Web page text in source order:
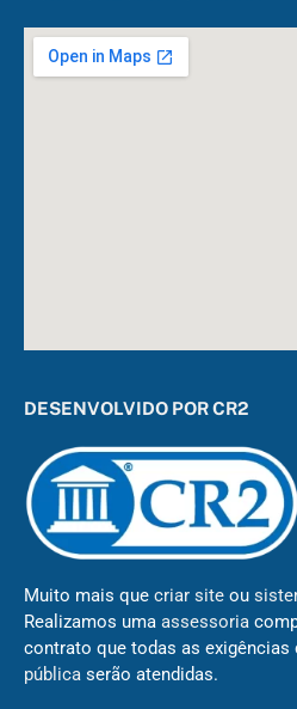
DESENVOLVIDO POR CR2
Muito mais que criar site ou
Realizamos uma assessoria
contrato que todas as exigências
pública serão atendidas.